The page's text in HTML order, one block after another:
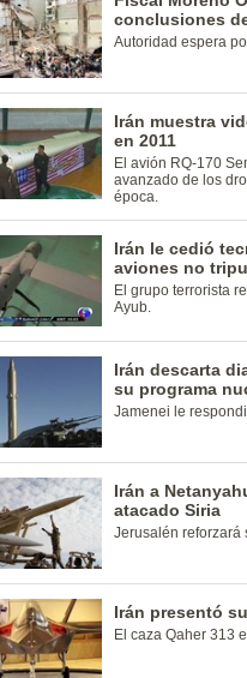
conclusiones
Autoridad espera
Irán muestra
en 2011
El avión RQ-170
avanzado de los
época.
Irán le cedió
aviones no
El grupo terrorista
Ayub.
Irán descarta
su programa
Jamenei le
Irán a
atacado Siria
Jerusalén reforzará
Irán presentó
El caza Qaher 313